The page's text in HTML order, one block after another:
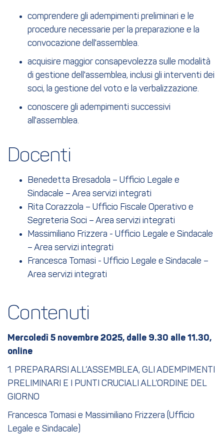
comprendere gli adempimenti preliminari e le
procedure necessarie per la preparazione e la
convocazione dell'assemblea.
acquisire maggior consapevolezza sulle modalità
di gestione dell'assemblea, inclusi gli interventi dei
soci, la gestione del voto e la verbalizzazione.
conoscere gli adempimenti successivi
all'assemblea.
Docenti
Benedetta Bresadola – Ufficio Legale e
Sindacale – Area servizi integrati
Rita Corazzola – Ufficio Fiscale Operativo e
Segreteria Soci – Area servizi integrati
Massimiliano Frizzera - Ufficio Legale e Sindacale
– Area servizi integrati
Francesca Tomasi - Ufficio Legale e Sindacale –
Area servizi integrati
Contenuti
Mercoledì 5 novembre 2025, dalle 9.30 alle 11.30,
online
1. PREPARARSI ALL’ASSEMBLEA, GLI ADEMPIMENTI
PRELIMINARI E I PUNTI CRUCIALI ALL’ORDINE DEL
GIORNO
Francesca Tomasi e Massimiliano Frizzera (Ufficio
Legale e Sindacale)